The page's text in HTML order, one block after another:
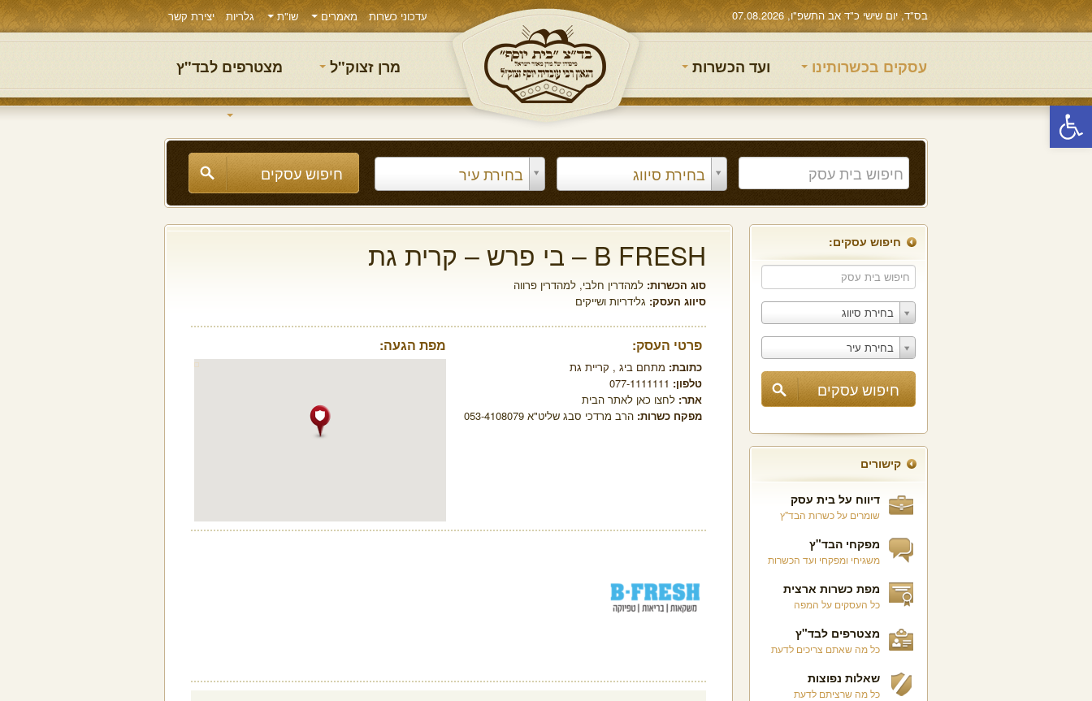
פתח סרגל נגישות
בס"ד, יום שישי כ"ד אב התשפ"ו, 07.08.2026 עדכוני כשרות מאמרים שו"ת גלריות יצירת קשר
עסקים בכשרותינו ועד הכשרות מרן זצוק"ל מצטרפים לבד"ץ
בחירת סיווג בחירת עיר
חיפוש עסקים:
בחירת סיווג
בחירת עיר
קישורים
דיווח על בית עסק
שומרים על כשרות הבד"ץ
מפקחי הבד"ץ
משגיחי ומפקחי ועד הכשרות
מפת כשרות ארצית
כל העסקים על המפה
מצטרפים לבד"ץ
כל מה שאתם צריכים לדעת
שאלות נפוצות
כל מה שרציתם לדעת
B FRESH – בי פרש – קרית גת
סוג הכשרות: למהדרין חלבי, למהדרין פרווה
סיווג העסק: גלידריות ושייקים
פרטי העסק:
כתובת: מתחם ביג , קריית גת
טלפון: 077-1111111
אתר: לחצו כאן לאתר הבית
מפקח כשרות: הרב מרדכי סבג שליט"א 053-4108079
מפת הגעה: